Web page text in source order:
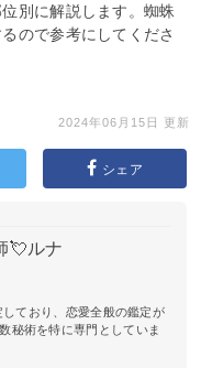
別に解説します。蜘蛛
ので参考にしてくださ
2024年06月15日 更新
シェア
💘ルナ
ており、恋愛全般の鑑定が
秘術を特に専門としていま